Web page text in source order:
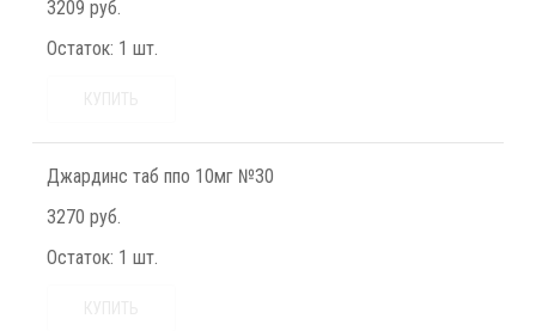
3209 руб.
Остаток: 1 шт.
Джардинс таб ппо 10мг №30
3270 руб.
Остаток: 1 шт.